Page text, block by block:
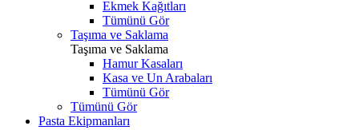
Ekmek Kağıtları
Tümünü Gör
Taşıma ve Saklama
Taşıma ve Saklama
Hamur Kasaları
Kasa ve Un Arabaları
Tümünü Gör
Tümünü Gör
Pasta Ekipmanları